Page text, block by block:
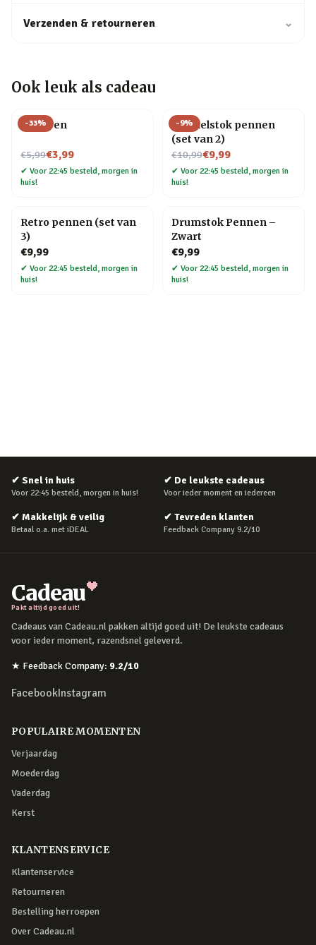
Verzenden & retourneren ⌄
Ook leuk als cadeau
-33%
Veer pen
€5,99
Nu voor€3,99
✔ Voor 22:45 besteld, morgen in
huis!
-9%
Wandelstok pennen
(set van 2)
€10,99
Nu voor€9,99
✔ Voor 22:45 besteld, morgen in
huis!
Retro pennen (set van
3)
€9,99
✔ Voor 22:45 besteld, morgen in
huis!
Drumstok Pennen –
Zwart
€9,99
✔ Voor 22:45 besteld, morgen in
huis!
✔ Snel in huis
Voor 22:45 besteld, morgen in huis!
✔ De leukste cadeaus
Voor ieder moment en iedereen
✔ Makkelijk & veilig
Betaal o.a. met iDEAL
✔ Tevreden klanten
Feedback Company 9.2/10
Cadeau
Pakt altijd goed uit!
Cadeaus van Cadeau.nl pakken altijd goed uit! De leukste cadeaus
voor ieder moment, razendsnel geleverd.
★ Feedback Company: 9.2/10
FacebookInstagram
POPULAIRE MOMENTEN
Verjaardag
Moederdag
Vaderdag
Kerst
KLANTENSERVICE
Klantenservice
Retourneren
Bestelling herroepen
Over Cadeau.nl